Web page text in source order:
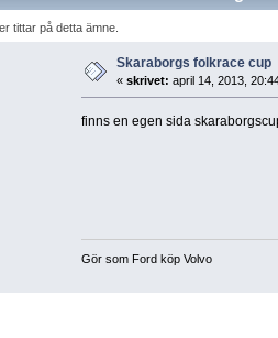
tittar på detta ämne.
Skaraborgs folkrace cup
« skrivet: april 14, 2013,
finns en egen sida
Gör som Ford köp Volvo